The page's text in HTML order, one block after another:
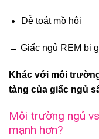
Dễ toát mồ hôi
→ Giấc ngủ REM bị
Khác với môi
tảng của giấc ngủ
Môi trường ngủ
mạnh hơn?